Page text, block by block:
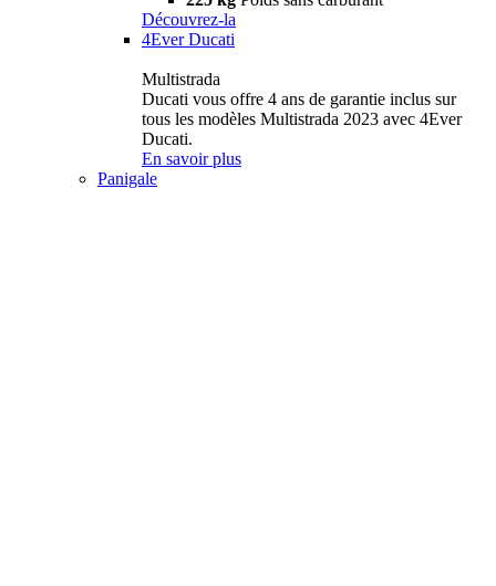
Découvrez-la
4Ever Ducati
Multistrada
Ducati vous offre 4 ans de garantie inclus sur
tous les modèles Multistrada 2023 avec 4Ever
Ducati.
En savoir plus
Panigale